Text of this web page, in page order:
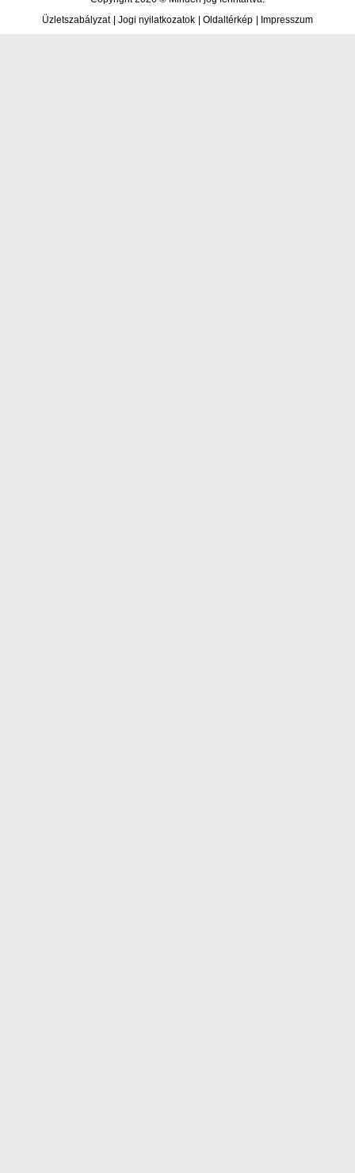
Üzletszabályzat | Jogi nyilatkozatok | Oldaltérkép | Impresszum